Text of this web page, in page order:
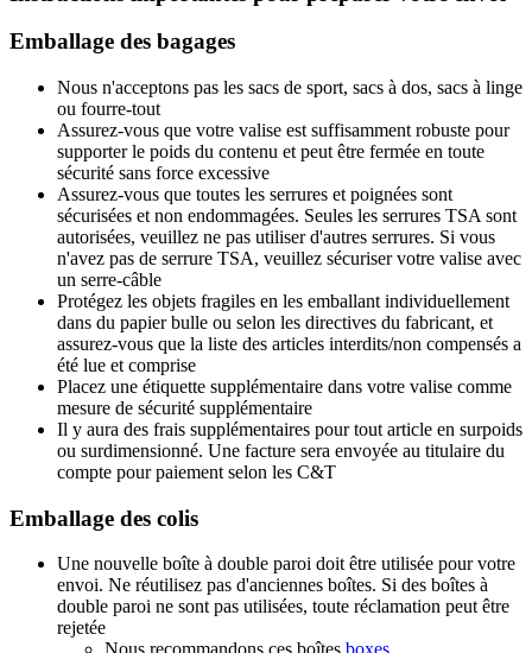
Emballage des bagages
Nous n'acceptons pas les sacs de sport, sacs à dos, sacs à linge
ou fourre-tout
Assurez-vous que votre valise est suffisamment robuste pour
supporter le poids du contenu et peut être fermée en toute
sécurité sans force excessive
Assurez-vous que toutes les serrures et poignées sont
sécurisées et non endommagées. Seules les serrures TSA sont
autorisées, veuillez ne pas utiliser d'autres serrures. Si vous
n'avez pas de serrure TSA, veuillez sécuriser votre valise avec
un serre-câble
Protégez les objets fragiles en les emballant individuellement
dans du papier bulle ou selon les directives du fabricant, et
assurez-vous que la liste des articles interdits/non compensés a
été lue et comprise
Placez une étiquette supplémentaire dans votre valise comme
mesure de sécurité supplémentaire
Il y aura des frais supplémentaires pour tout article en surpoids
ou surdimensionné. Une facture sera envoyée au titulaire du
compte pour paiement selon les C&T
Emballage des colis
Une nouvelle boîte à double paroi doit être utilisée pour votre
envoi. Ne réutilisez pas d'anciennes boîtes. Si des boîtes à
double paroi ne sont pas utilisées, toute réclamation peut être
rejetée